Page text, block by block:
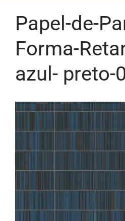
Papel-de-
Forma-
azul- preto-